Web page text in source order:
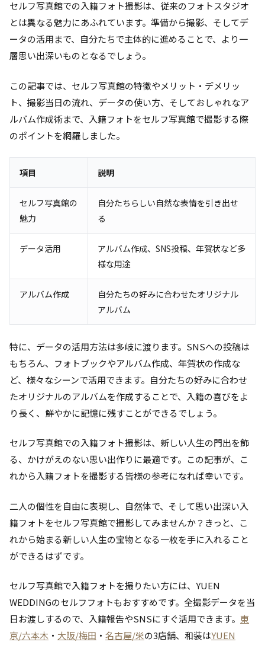
セルフ写真館での入籍フォト撮影は、従来のフォトスタジオ
とは異なる魅力にあふれています。準備から撮影、そしてデ
ータの活用まで、自分たちで主体的に進めることで、より一
層思い出深いものとなるでしょう。
この記事では、セルフ写真館の特徴やメリット・デメリッ
ト、撮影当日の流れ、データの使い方、そしておしゃれなア
ルバム作成術まで、入籍フォトをセルフ写真館で撮影する際
のポイントを網羅しました。
項目 説明
セルフ写真館の
魅力
自分たちらしい自然な表情を引き出せ
る
データ活用
アルバム作成、SNS投稿、年賀状など多
様な用途
アルバム作成
自分たちの好みに合わせたオリジナル
アルバム
特に、データの活用方法は多岐に渡ります。SNSへの投稿は
もちろん、フォトブックやアルバム作成、年賀状の作成な
ど、様々なシーンで活用できます。自分たちの好みに合わせ
たオリジナルのアルバムを作成することで、入籍の喜びをよ
り長く、鮮やかに記憶に残すことができるでしょう。
セルフ写真館での入籍フォト撮影は、新しい人生の門出を飾
る、かけがえのない思い出作りに最適です。この記事が、こ
れから入籍フォトを撮影する皆様の参考になれば幸いです。
二人の個性を自由に表現し、自然体で、そして思い出深い入
籍フォトをセルフ写真館で撮影してみませんか？きっと、こ
れから始まる新しい人生の宝物となる一枚を手に入れること
ができるはずです。
セルフ写真館で入籍フォトを撮りたい方には、YUEN
WEDDINGのセルフフォトもおすすめです。全撮影データを当
日お渡しするので、入籍報告やSNSにすぐ活用できます。 東
京/六本木 ・ 大阪/梅田 ・ 名古屋/栄の3店舗、和装はYUEN